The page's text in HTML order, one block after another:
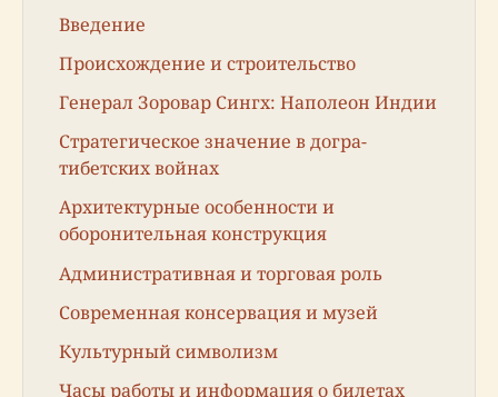
Введение
Происхождение и строительство
Генерал Зоровар Сингх: Наполеон Индии
Стратегическое значение в догра-
тибетских войнах
Архитектурные особенности и
оборонительная конструкция
Административная и торговая роль
Современная консервация и музей
Культурный символизм
Часы работы и информация о билетах